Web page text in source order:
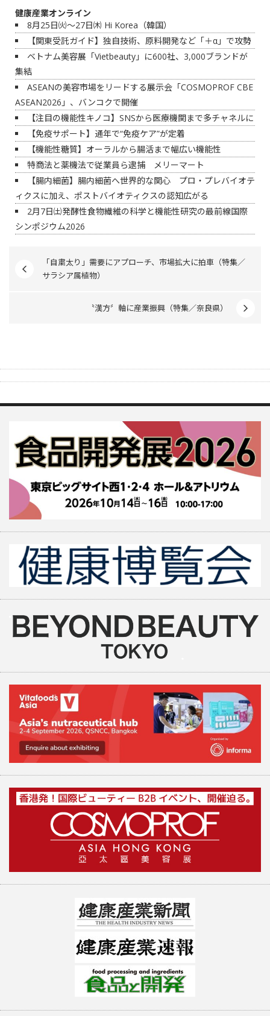
健康産業オンライン
8月25日㈫～27日㈭ Hi Korea（韓国）
【関東受託ガイド】独自技術、原料開発など「＋α」で攻勢
ベトナム美容展「Vietbeauty」に600社、3,000ブランドが
集結
ASEANの美容市場をリードする展示会「COSMOPROF CBE
ASEAN2026」、バンコクで開催
【注目の機能性キノコ】SNSから医療機関まで多チャネルに
【免疫サポート】通年で“免疫ケア”が定着
【機能性糖質】オーラルから腸活まで幅広い機能性
特商法と薬機法で従業員ら逮捕 メリーマート
【腸内細菌】腸内細菌へ世界的な関心 プロ・プレバイオテ
ィクスに加え、ポストバイオティクスの認知広がる
2月7日㈯発酵性食物繊維の科学と機能性研究の最前線国際
シンポジウム2026
「自粛太り」需要にアプローチ、市場拡大に拍車（特集／
サラシア属植物）
〝漢方〞軸に産業振興（特集／奈良県）